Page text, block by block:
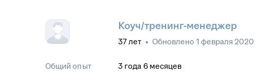
Коуч/тренинг-менеджер
37лет • Обновлено 1 февраля 2020
Общий опыт 3 года 6 месяцев